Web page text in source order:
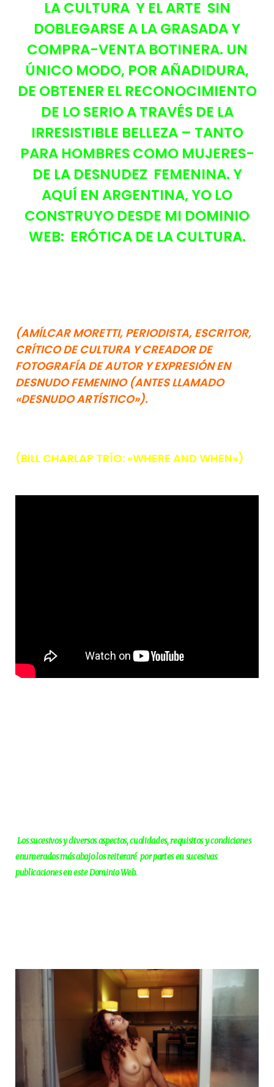
LA CULTURA Y EL ARTE SIN
DOBLEGARSE A LA GRASADA Y
COMPRA-VENTA BOTINERA. UN
ÚNICO MODO, POR AÑADIDURA,
DE OBTENER EL RECONOCIMIENTO
DE LO SERIO A TRAVÉS DE LA
IRRESISTIBLE BELLEZA – TANTO
PARA HOMBRES COMO MUJERES-
DE LA DESNUDEZ FEMENINA. Y
AQUÍ EN ARGENTINA, YO LO
CONSTRUYO DESDE MI DOMINIO
WEB: ERÓTICA DE LA CULTURA.
(AMÍLCAR MORETTI, PERIODISTA, ESCRITOR,
CRÍTICO DE CULTURA Y CREADOR DE
FOTOGRAFÍA DE AUTOR Y EXPRESIÓN EN
DESNUDO FEMENINO (ANTES LLAMADO
«DESNUDO ARTÍSTICO»).
(BILL CHARLAP TRÍO: «WHERE AND WHEN»)
Los sucesivos y diversos aspectos, cualidades, requisitos y condiciones
enumerados más abajo los reiteraré por partes en sucesivas
publicaciones en este Dominio Web.